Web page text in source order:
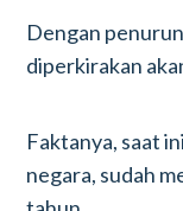
Dengan
diperkirakan
Faktanya, saat
negara, sudah